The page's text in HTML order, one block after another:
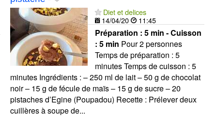
Diet et delices
14/04/20
11:45
Préparation : 5 min - Cuisson
: 5 min Pour 2 personnes
Temps de préparation : 5
minutes Temps de cuisson : 5
minutes Ingrédients : – 250 ml de lait – 50 g de chocolat
noir – 15 g de fécule de maïs – 15 g de sucre – 20
pistaches d’Egine (Poupadou) Recette : Prélever deux
cuillères à soupe de...